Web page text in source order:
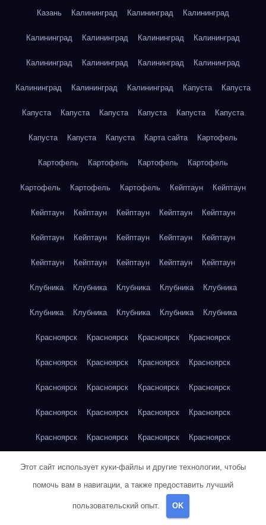
Казань Калининград Калининград Калининград
Калининград Калининград Калининград Калининград
Калининград Калининград Калининград Калининград
Калининград Калининград Калининград Капуста Капуста
Капуста Капуста Капуста Капуста Капуста Капуста
Капуста Капуста Капуста Карта сайта Картофель
Картофель Картофель Картофель Картофель
Картофель Картофель Картофель Кейптаун Кейптаун
Кейптаун Кейптаун Кейптаун Кейптаун Кейптаун
Кейптаун Кейптаун Кейптаун Кейптаун Кейптаун
Кейптаун Кейптаун Кейптаун Кейптаун Кейптаун
Клубника Клубника Клубника Клубника Клубника
Клубника Клубника Клубника Клубника Клубника
Красноярск Красноярск Красноярск Красноярск
Красноярск Красноярск Красноярск Красноярск
Красноярск Красноярск Красноярск Красноярск
Красноярск Красноярск Красноярск Красноярск
Красноярск Красноярск Красноярск Красноярск
Красноярск Кукуруза Кукуруза
Кукуруза Кукуруза Кукуруза Кукуруза Кукуруза
Этот сайт использует куки-файлы и другие технологии, чтобы
помочь вам в навигации, а также предоставить лучший
пользовательский опыт. OK